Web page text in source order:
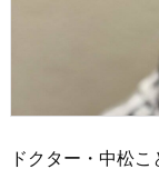
ドクター・中松